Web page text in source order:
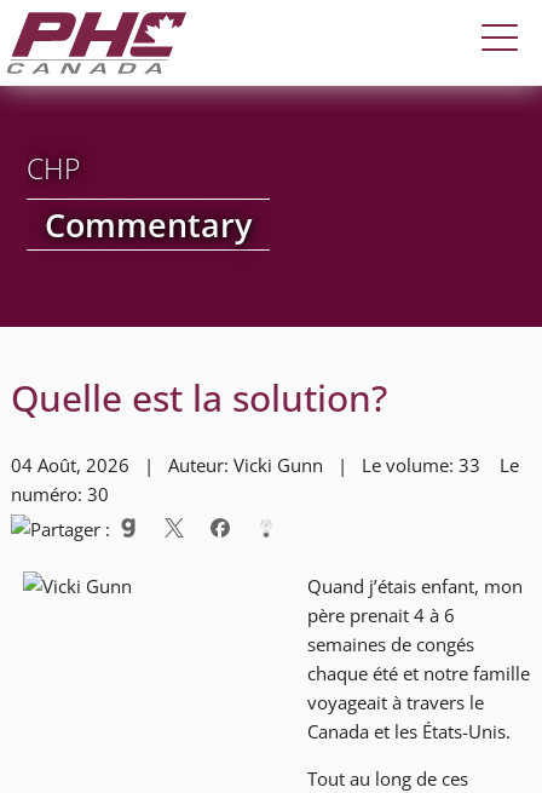
CHP
Commentary
Quelle est la solution?
04 Août, 2026 | Auteur: Vicki Gunn | Le volume: 33 Le
numéro: 30
Quand j’étais enfant, mon
père prenait 4 à 6
semaines de congés
chaque été et notre famille
voyageait à travers le
Canada et les États-Unis.
Tout au long de ces